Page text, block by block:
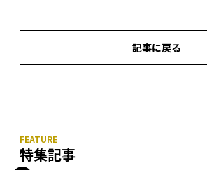
記事に戻る
特集記事